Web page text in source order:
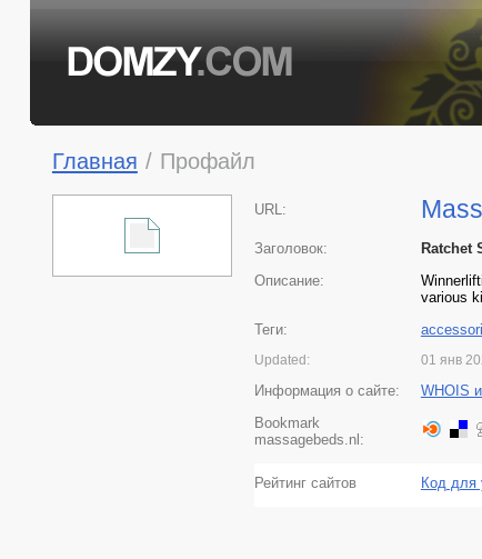
Главная / Профайл
URL:
Заголовок:
Ratchet
Описание:
various
Теги:
Updated: 01 янв
Информация о сайте: WHOIS
Bookmark
massagebeds.nl:
Рейтинг сайтов Код для